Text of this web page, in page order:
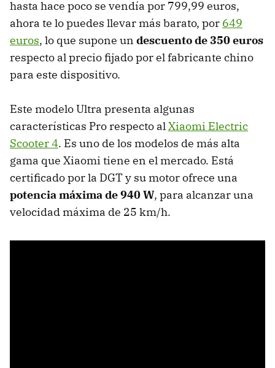
hasta hace poco se vendía por 799,99 euros,
ahora te lo puedes llevar más barato, por 649
euros, lo que supone un descuento de 350 euros
respecto al precio fijado por el fabricante chino
para este dispositivo.
Este modelo Ultra presenta algunas
características Pro respecto alXiaomi Electric
Scooter 4. Es uno de los modelos de más alta
gama que Xiaomi tiene en el mercado. Está
certificado por la DGT y su motor ofrece una
potencia máxima de 940 W, para alcanzar una
velocidad máxima de 25 km/h.